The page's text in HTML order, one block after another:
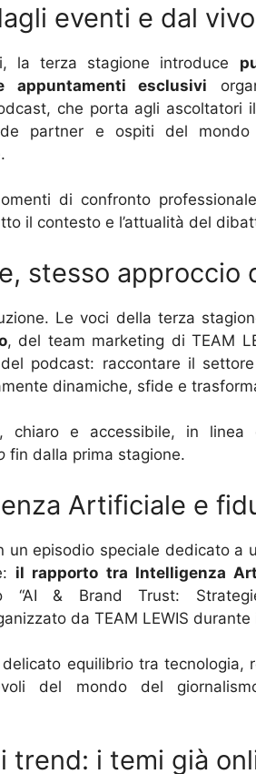
eventi e dal vivo
la terza stagione introduce
appuntamenti esclusivi
che porta agli ascoltatori
partner e ospiti del mondo
di confronto
il contesto e l’attualità del
stesso approccio
Le voci della terza
, del team marketing di TEAM
podcast: raccontare il settore
dinamiche, sfide e
chiaro e accessibile, in
fin dalla prima stagione.
Artificiale e
un episodio speciale dedicato a
il rapporto tra Intelligenza
“AI & Brand Trust:
da TEAM LEWIS
equilibrio tra tecnologia,
del mondo del
trend: i temi già